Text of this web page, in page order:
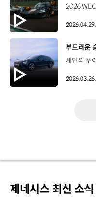
2026.04.29.
[동영상]
2026.03.26.
제네시스 최신 소식